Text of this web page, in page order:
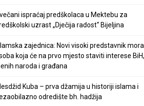
ispraćaj predškolaca u Mektebu za
uzrast „Dječija radost“ Bijeljina
zajednica: Novi visoki predstavnik
koja će na prvo mjesto staviti interese BiH,
naroda i građana
Kuba – prva džamija u historiji islama i
odredište bh. hadžija